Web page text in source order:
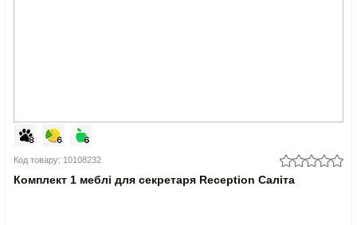
Код товару: 10108232
Комплект 1 меблі для секретаря Reception Саліта